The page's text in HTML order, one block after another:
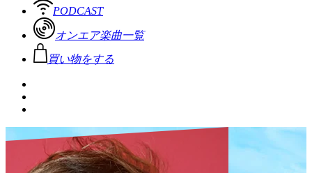
PODCAST
オンエア楽曲一覧
買い物をする